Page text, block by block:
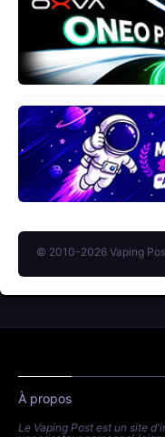
© 2010-2026 Vaping
À propos
Le Vaping Post est un site